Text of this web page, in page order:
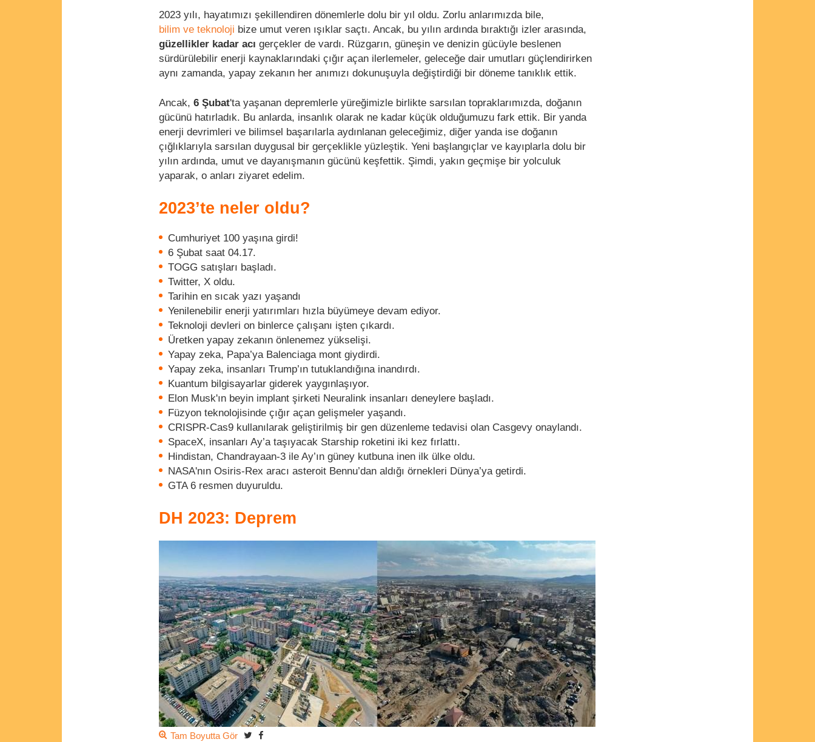
2023 yılı, hayatımızı şekillendiren dönemlerle dolu bir yıl oldu. Zorlu anlarımızda bile,
bilim ve teknoloji bize umut veren ışıklar saçtı. Ancak, bu yılın ardında bıraktığı izler arasında,
güzellikler kadar acı gerçekler de vardı. Rüzgarın, güneşin ve denizin gücüyle beslenen
sürdürülebilir enerji kaynaklarındaki çığır açan ilerlemeler, geleceğe dair umutları güçlendirirken
aynı zamanda, yapay zekanın her anımızı dokunuşuyla değiştirdiği bir döneme tanıklık ettik.
Ancak, 6 Şubat'ta yaşanan depremlerle yüreğimizle birlikte sarsılan topraklarımızda, doğanın
gücünü hatırladık. Bu anlarda, insanlık olarak ne kadar küçük olduğumuzu fark ettik. Bir yanda
enerji devrimleri ve bilimsel başarılarla aydınlanan geleceğimiz, diğer yanda ise doğanın
çığlıklarıyla sarsılan duygusal bir gerçeklikle yüzleştik. Yeni başlangıçlar ve kayıplarla dolu bir
yılın ardında, umut ve dayanışmanın gücünü keşfettik. Şimdi, yakın geçmişe bir yolculuk
yaparak, o anları ziyaret edelim.
2023’te neler oldu?
Cumhuriyet 100 yaşına girdi!
6 Şubat saat 04.17.
TOGG satışları başladı.
Twitter, X oldu.
Tarihin en sıcak yazı yaşandı
Yenilenebilir enerji yatırımları hızla büyümeye devam ediyor.
Teknoloji devleri on binlerce çalışanı işten çıkardı.
Üretken yapay zekanın önlenemez yükselişi.
Yapay zeka, Papa’ya Balenciaga mont giydirdi.
Yapay zeka, insanları Trump’ın tutuklandığına inandırdı.
Kuantum bilgisayarlar giderek yaygınlaşıyor.
Elon Musk'ın beyin implant şirketi Neuralink insanları deneylere başladı.
Füzyon teknolojisinde çığır açan gelişmeler yaşandı.
CRISPR-Cas9 kullanılarak geliştirilmiş bir gen düzenleme tedavisi olan Casgevy onaylandı.
SpaceX, insanları Ay’a taşıyacak Starship roketini iki kez fırlattı.
Hindistan, Chandrayaan-3 ile Ay’ın güney kutbuna inen ilk ülke oldu.
NASA'nın Osiris-Rex aracı asteroit Bennu’dan aldığı örnekleri Dünya’ya getirdi.
GTA 6 resmen duyuruldu.
DH 2023: Deprem
Tam Boyutta Gör